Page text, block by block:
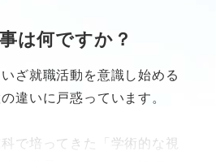
は何ですか？
ざ就職活動を意識し始める
違いに戸惑っています。
で培ってきた「学術的な視